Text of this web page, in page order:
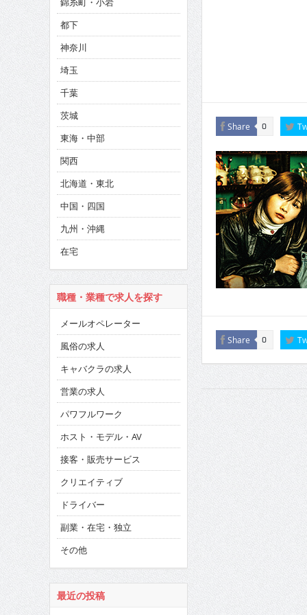
CINEMA×STYLE 286号
CINEMA×STYLE 285号
CINEMA×STYLE 294号
Share 0
Share 0
都下
神奈川
埼玉
千葉
茨城
東海・中部
関西
北海道・東北
中国・四国
九州・沖縄
在宅
職種・業種で求人を探す
メールオペレーター
風俗の求人
キャバクラの求人
営業の求人
パワフルワーク
ホスト・モデル・AV
接客・販売サービス
クリエイティブ
ドライバー
副業・在宅・独立
その他
最近の投稿